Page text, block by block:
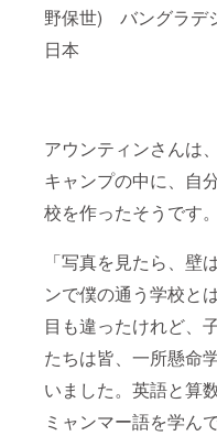
野保世) バングラデ
日本
アウンティンさんは
キャンプの中に、自
校を作ったそうです。
「写真を見たら、壁
ンで僕の通う学校と
目も違ったけれど、
たちは皆、一所懸命
いました。英語と算
ミャンマー語を学ん